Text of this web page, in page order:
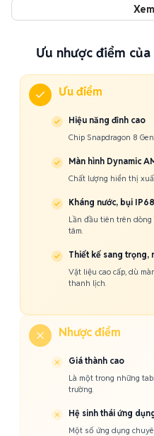
Ưu nhược điểm của
Ưu điểm
Hiệu năng đỉnh cao
Chip Snapdragon 8
Màn hình Dynamic
Chất lượng hiển thị
Kháng nước, bụi IP68
Lần đầu tiên trên dòng
tâm.
Thiết kế sang trọng,
Vật liệu cao cấp, dù
thanh lịch.
Nhược điểm
Giá thành cao
Là một trong những
trường.
Hệ sinh thái ứng
Một số ứng dụng